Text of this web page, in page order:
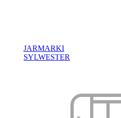
JARMARKI
SYLWESTER